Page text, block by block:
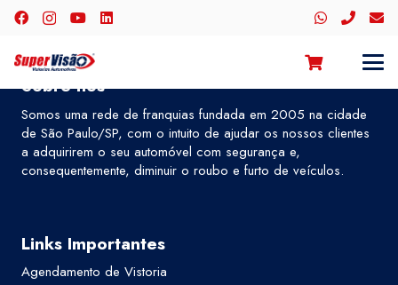
Sobre nós
Somos uma rede de franquias fundada em 2005 na cidade
de São Paulo/SP, com o intuito de ajudar os nossos clientes
a adquirirem o seu automóvel com segurança e,
consequentemente, diminuir o roubo e furto de veículos.
Links Importantes
Agendamento de Vistoria